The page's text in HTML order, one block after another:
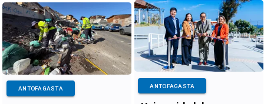
ANTOFAGASTA ANTOFAGASTA